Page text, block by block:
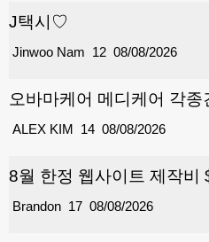
J택시♡
12
Jinwoo Nam 08/08/2026
오바마케어 메디케어 각
14
ALEX KIM 08/08/2026
8월 한정 웹사이트 제작비
17
Brandon 08/08/2026